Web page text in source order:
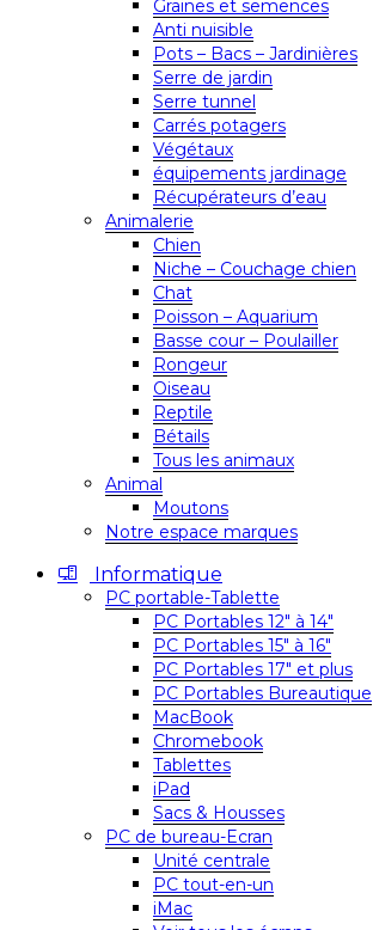
Graines et semences
Anti nuisible
Pots – Bacs – Jardinières
Serre de jardin
Serre tunnel
Carrés potagers
Végétaux
équipements jardinage
Récupérateurs d’eau
Animalerie
Chien
Niche – Couchage chien
Chat
Poisson – Aquarium
Basse cour – Poulailler
Rongeur
Oiseau
Reptile
Bétails
Tous les animaux
Animal
Moutons
Notre espace marques
Informatique
PC portable-Tablette
PC Portables 12″ à 14″
PC Portables 15″ à 16″
PC Portables 17″ et plus
PC Portables Bureautique
MacBook
Chromebook
Tablettes
iPad
Sacs & Housses
PC de bureau-Ecran
Unité centrale
PC tout-en-un
iMac